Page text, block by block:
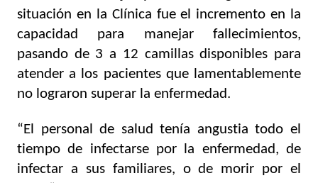
situación en la Clínica fue el incremento en la
capacidad para manejar fallecimientos,
pasando de 3 a 12 camillas disponibles para
atender a los pacientes que lamentablemente
no lograron superar la enfermedad.
“El personal de salud tenía angustia todo el
tiempo de infectarse por la enfermedad, de
infectar a sus familiares, o de morir por el